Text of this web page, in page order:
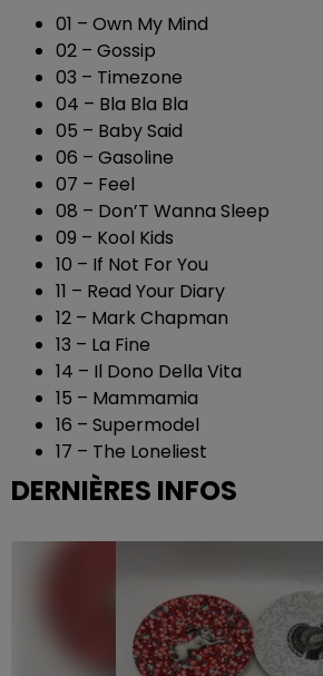
01 – Own My Mind
02 – Gossip
03 – Timezone
04 – Bla Bla Bla
05 – Baby Said
06 – Gasoline
07 – Feel
08 – Don’T Wanna Sleep
09 – Kool Kids
10 – If Not For You
11 – Read Your Diary
12 – Mark Chapman
13 – La Fine
14 – Il Dono Della Vita
15 – Mammamia
16 – Supermodel
17 – The Loneliest
DERNIÈRES INFOS